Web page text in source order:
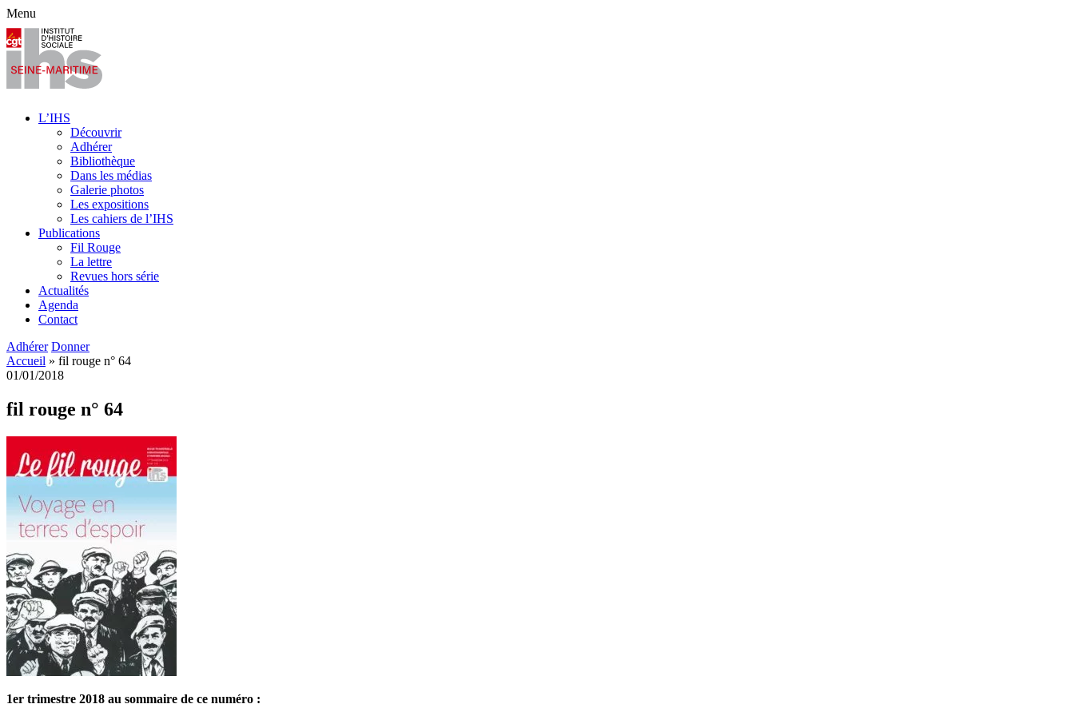
Menu
L’IHS
Découvrir
Adhérer
Bibliothèque
Dans les médias
Galerie photos
Les expositions
Les cahiers de l’IHS
Publications
Fil Rouge
La lettre
Revues hors série
Actualités
Agenda
Contact
Adhérer Donner
Accueil » fil rouge n° 64
01/01/2018
fil rouge n° 64
1er trimestre 2018 au sommaire de ce numéro :